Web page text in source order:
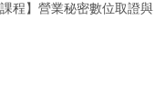
程】營業秘密數位取證與